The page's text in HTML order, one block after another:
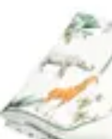
Sécurité en
Conseils Pratiques
Globe Explore